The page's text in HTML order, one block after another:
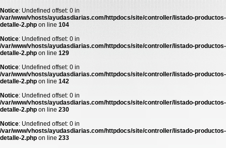
Notice: Undefined offset: 0 in
/var/www/vhosts/ayudasdiarias.com/httpdocs/site/controller/listado-productos-
detalle-2.php on line 104
Notice: Undefined offset: 0 in
/var/www/vhosts/ayudasdiarias.com/httpdocs/site/controller/listado-productos-
detalle-2.php on line 129
Notice: Undefined offset: 0 in
/var/www/vhosts/ayudasdiarias.com/httpdocs/site/controller/listado-productos-
detalle-2.php on line 142
Notice: Undefined offset: 0 in
/var/www/vhosts/ayudasdiarias.com/httpdocs/site/controller/listado-productos-
detalle-2.php on line 230
Notice: Undefined offset: 0 in
/var/www/vhosts/ayudasdiarias.com/httpdocs/site/controller/listado-productos-
detalle-2.php on line 233